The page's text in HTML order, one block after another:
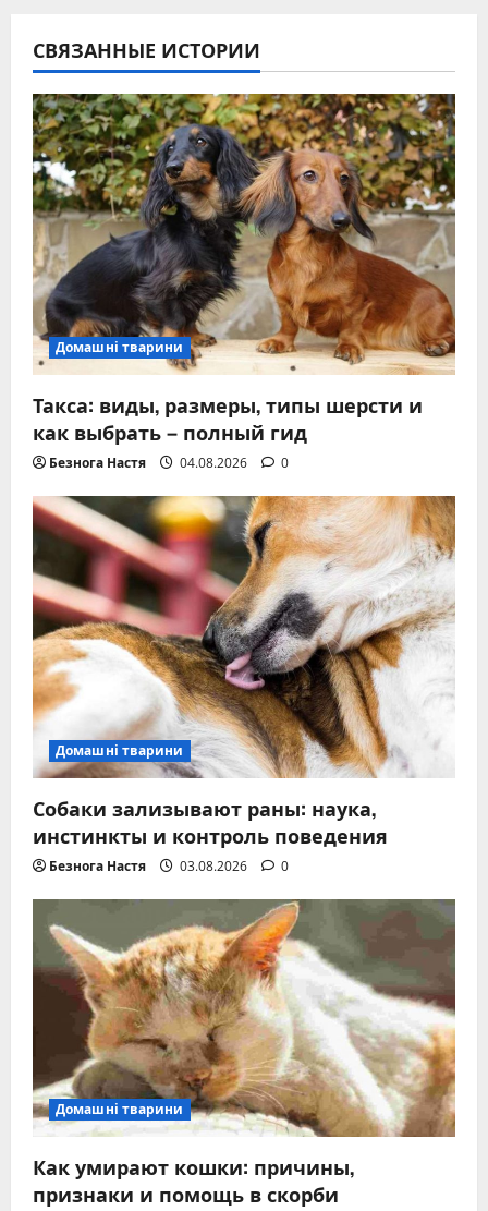
СВЯЗАННЫЕ ИСТОРИИ
Домашні тварини
Такса: виды, размеры, типы шерсти и
как выбрать – полный гид
Безнога Настя 04.08.2026 0
Домашні тварини
Собаки зализывают раны: наука,
инстинкты и контроль поведения
Безнога Настя 03.08.2026 0
Домашні тварини
Как умирают кошки: причины,
признаки и помощь в скорби